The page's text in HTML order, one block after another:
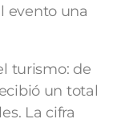
evento una
turismo: de
un total
La cifra